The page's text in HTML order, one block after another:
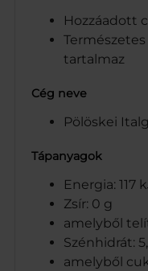
Hozzáadott
tartalmaz
Cég neve
Pölöskei
Tápanyagok
Energia: 117
Zsír: 0 g
amelyből
Szénhidrát:
amelyből